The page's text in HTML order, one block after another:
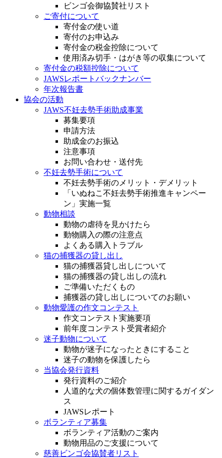
ビンゴ会御協賛社リスト
ご寄付について
寄付金の使い道
寄付のお申込み
寄付金の税金控除について
使用済み切手・はがき等の収集について
寄付金の税額控除について
JAWSレポートバックナンバー
年次報告書
協会の活動
JAWS不妊去勢手術助成事業
募集要項
申請方法
助成金のお振込
注意事項
お問い合わせ・送付先
不妊去勢手術について
不妊去勢手術のメリット・デメリット
「いぬねこ不妊去勢手術推進キャンペー
ン」実施一覧
動物相談
動物の虐待を見かけたら
動物購入の際の注意点
よくある購入トラブル
猫の捕獲器の貸し出し
猫の捕獲器貸し出しについて
猫の捕獲器の貸し出しの流れ
ご準備いただくもの
捕獲器の貸し出しについてのお願い
動物愛護の作文コンテスト
作文コンテスト実施要項
前年度コンテスト受賞者紹介
迷子動物について
動物が迷子になったときにすること
迷子の動物を保護したら
当協会発行資料
発行資料のご紹介
人道的な犬の個体数管理に関するガイダン
ス
JAWSレポート
ボランティア募集
ボランティア活動のご案内
動物用品のご支援について
慈善ビンゴ会協賛者リスト